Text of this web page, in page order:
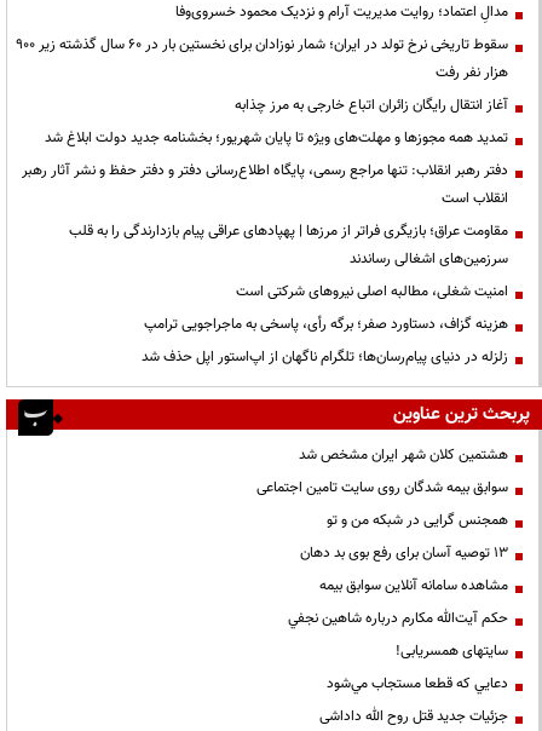
مدالِ اعتماد؛ روایت مدیریت آرام و نزدیک محمود خسروی‌وفا
سقوط تاریخی نرخ تولد در ایران؛ شمار نوزادان برای نخستین بار در ۶۰ سال گذشته زیر ۹۰۰
هزار نفر رفت
آغاز انتقال رایگان زائران اتباع خارجی به مرز چذابه
تمدید همه مجوزها و مهلت‌های ویژه تا پایان شهریور؛ بخشنامه جدید دولت ابلاغ شد
دفتر رهبر انقلاب: تنها مراجع رسمی، پایگاه اطلاع‌رسانی دفتر و دفتر حفظ و نشر آثار رهبر
انقلاب است
مقاومت عراق؛ بازیگری فراتر از مرزها | پهپادهای عراقی پیام بازدارندگی را به قلب
سرزمین‌های اشغالی رساندند
‌امنیت شغلی، مطالبه اصلی نیروهای شرکتی است
هزینه گزاف، دستاورد صفر؛ برگه رأی، پاسخی به ماجراجویی ترامپ
زلزله در دنیای پیام‌رسان‌ها؛ تلگرام ناگهان از اپ‌استور اپل حذف شد
پربحث ترین عناوین
هشتمین کلان شهر ایران مشخص شد
سوابق بیمه شدگان روی سایت تامین اجتماعی
همجنس گرایی در شبکه من و تو
13 توصیه آسان برای رفع بوی بد دهان
مشاهده سامانه آنلاين سوابق بیمه
حكم آيت‌الله مكارم درباره شاهين نجفي
سایتهای همسریابی!
دعايي كه قطعا مستجاب مي‌شود
جزئیات جدید قتل روح الله داداشی